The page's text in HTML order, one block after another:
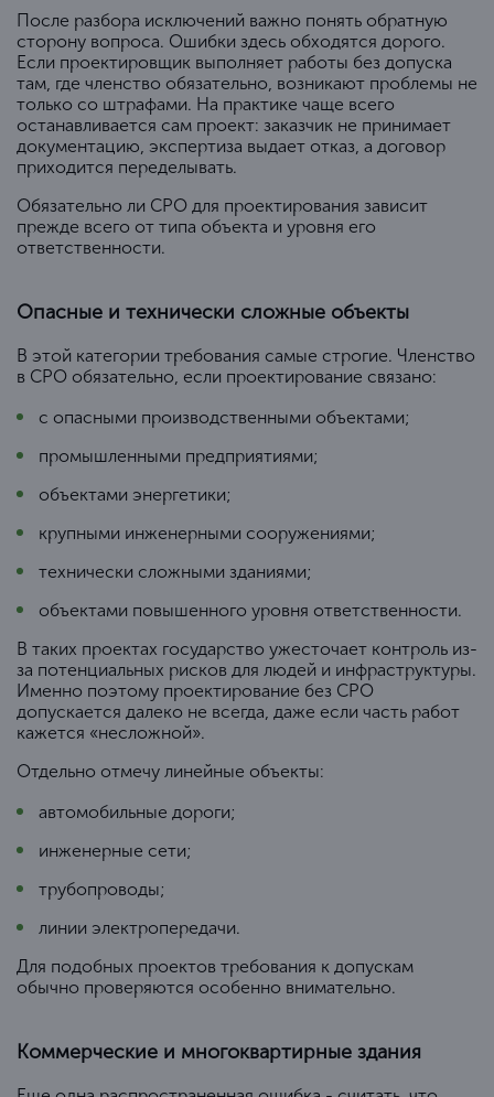
После разбора исключений важно понять обратную
сторону вопроса. Ошибки здесь обходятся дорого.
Если проектировщик выполняет работы без допуска
там, где членство обязательно, возникают проблемы не
только со штрафами. На практике чаще всего
останавливается сам проект: заказчик не принимает
документацию, экспертиза выдает отказ, а договор
приходится переделывать.
Обязательно ли СРО для проектирования зависит
прежде всего от типа объекта и уровня его
ответственности.
Опасные и технически сложные объекты
В этой категории требования самые строгие. Членство
в СРО обязательно, если проектирование связано:
с опасными производственными объектами;
промышленными предприятиями;
объектами энергетики;
крупными инженерными сооружениями;
технически сложными зданиями;
объектами повышенного уровня ответственности.
В таких проектах государство ужесточает контроль из-
за потенциальных рисков для людей и инфраструктуры.
Именно поэтому проектирование без СРО
допускается далеко не всегда, даже если часть работ
кажется «несложной».
Отдельно отмечу линейные объекты:
автомобильные дороги;
инженерные сети;
трубопроводы;
линии электропередачи.
Для подобных проектов требования к допускам
обычно проверяются особенно внимательно.
Коммерческие и многоквартирные здания